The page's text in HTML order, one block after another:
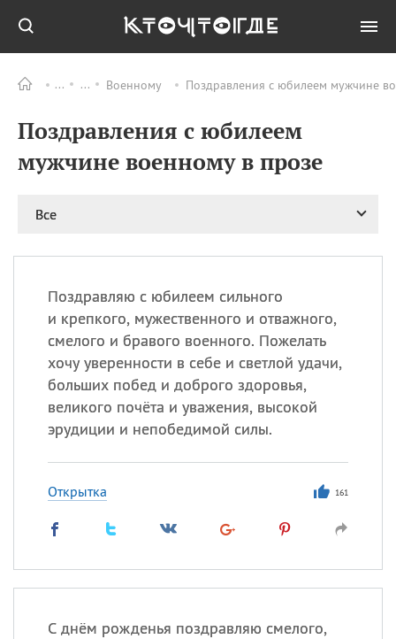
Военному Поздравления с юбилеем мужчине
Поздравления с юбилеем
мужчине военному в прозе
Все
Поздравляю с юбилеем сильного
и крепкого, мужественного и отважного,
смелого и бравого военного. Пожелать
хочу уверенности в себе и светлой удачи,
больших побед и доброго здоровья,
великого почёта и уважения, высокой
эрудиции и непобедимой силы.
Открытка 161
С днём рожденья поздравляю смелого,
ПРАЗДНИКИ Все
06.08 Преображение
Господне у западных
христиан
Романа и Давида
мучеников
Национальный день
маяка
07.08
Годовщина битвы при
Бояка
Сегодня празднуют именины
Анатолий , Афанасий, Борис